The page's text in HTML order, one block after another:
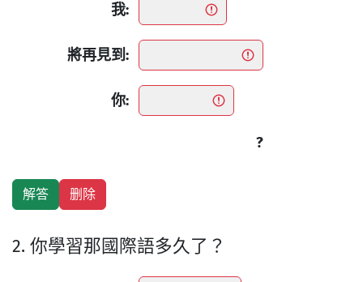
我:
將再見到:
你:
?
2. 你學習那國際語多久了？